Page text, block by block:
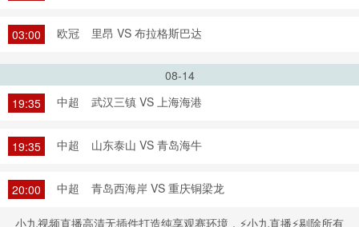
03:00 欧冠 里昂 VS 布拉格斯巴达
08-14
19:35
中超 武汉三镇 VS 上海海港
19:35 中超 山东泰山 VS 青岛海牛
20:00 中超 青岛西海岸 VS 重庆铜梁龙
小九视频直播高清无插件打造纯享观赛环境，⚡小九直播⚡剔除所有